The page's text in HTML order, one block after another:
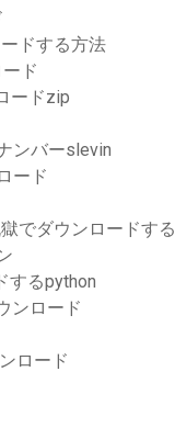
ドする方法
ド
ードzip
ンバーslevin
ード
でダウンロードする
するpython
ンロード
ロード